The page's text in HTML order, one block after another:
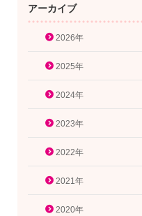
アーカイブ
2026年
2025年
2024年
2023年
2022年
2021年
2020年